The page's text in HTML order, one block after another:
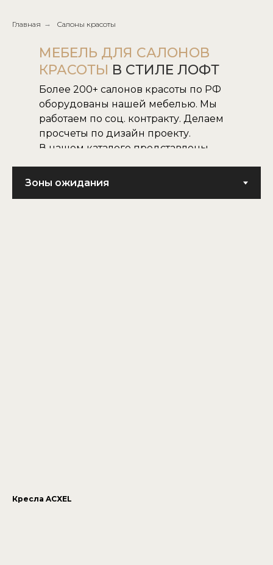
Главная → Салоны красоты
МЕБЕЛЬ ДЛЯ САЛОНОВ
КРАСОТЫ В СТИЛЕ ЛОФТ
Более 200+ салонов красоты по РФ
оборудованы нашей мебелью. Мы
работаем по соц. контракту. Делаем
просчеты по дизайн проекту.
В нашем каталоге представлены
Кресла ACXEL